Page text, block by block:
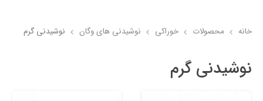
خانه محصولات خوراکی نوشیدنی های وگان نوشیدنی گرم
نوشیدنی گرم